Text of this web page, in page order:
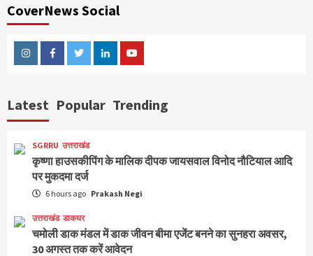
CoverNews Social
InstagramFacebookTwitterLinkedinYoutube
Latest Popular Trending
SGRRU उत्तराखंड
कृष्णा हाउसकीपिंग के मालिक दीपक जायसवाल विनोद नौटियाल आदि
पर मुकदमा दर्ज
6 hours ago Prakash Negi
उत्तराखंड डाकघर
चमोली डाक मंडल में डाक जीवन बीमा एजेंट बनने का सुनहरा अवसर,
30 अगस्त तक करें आवेदन